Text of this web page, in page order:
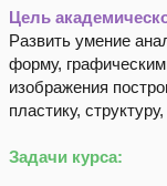
Цель
Развить умение
форму,
изображения
пластику,
Задачи курса: